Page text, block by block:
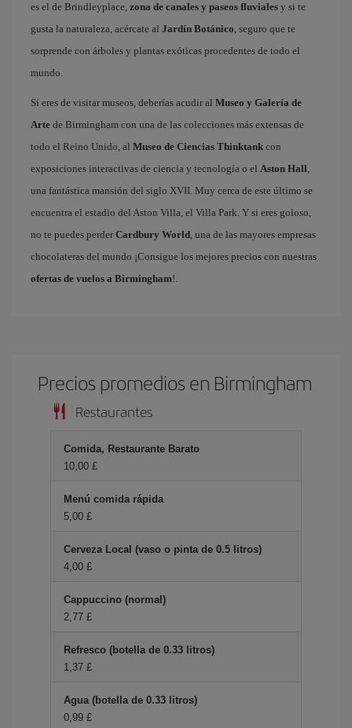
es el de Brindleyplace, zona de canales y paseos fluviales y si te
gusta la naturaleza, acércate al Jardín Botánico, seguro que te
sorprende con árboles y plantas exóticas procedentes de todo el
mundo.
Si eres de visitar museos, deberías acudir al Museo y Galería de
Arte de Birmingham con una de las colecciones más extensas de
todo el Reino Unido, al Museo de Ciencias Thinktank con
exposiciones interactivas de ciencia y tecnología o el Aston Hall,
una fantástica mansión del siglo XVII. Muy cerca de este último se
encuentra el estadio del Aston Villa, el Villa Park. Y si eres goloso,
no te puedes perder Cardbury World, una de las mayores empresas
chocolateras del mundo ¡Consigue los mejores precios con nuestras
ofertas de vuelos a Birmingham!.
Precios promedios en Birmingham
Restaurantes
Comida, Restaurante Barato
10,00 £
Menú comida rápida
5,00 £
Cerveza Local (vaso o pinta de 0.5 litros)
4,00 £
Cappuccino (normal)
2,77 £
Refresco (botella de 0.33 litros)
1,37 £
Agua (botella de 0.33 litros)
0,99 £